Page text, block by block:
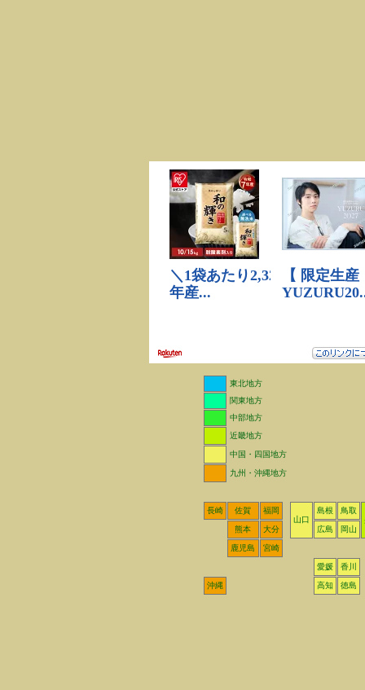
東北地方
関東地方
中部地方
近畿地方
中国・四国地方
九州・沖縄地方
長崎 佐賀
福岡
山口
島根
鳥取
熊本
大分 広島 岡山
鹿児島 宮崎
愛媛 香川
沖縄 高知 徳島